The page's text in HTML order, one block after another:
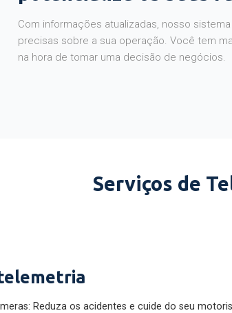
Com informações atualizadas, nosso sistema
precisas sobre a sua operação. Você tem
na hora de tomar uma decisão de negócios.
Serviços de
Reduza os acidentes e cuide do seu